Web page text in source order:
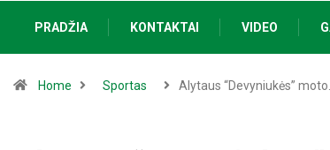
PRADŽIA KONTAKTAI VIDEO
Home Sportas Alytaus “Devyniukės” moto…